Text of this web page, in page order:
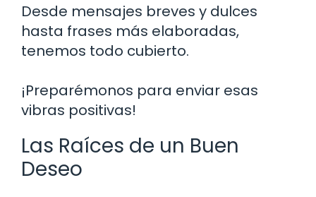
Desde mensajes breves y dulces
hasta frases más elaboradas,
tenemos todo cubierto.
¡Preparémonos para enviar esas
vibras positivas!
Las Raíces de un Buen
Deseo